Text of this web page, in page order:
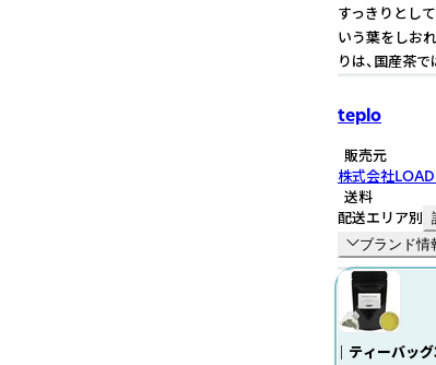
すっきりとし
いう葉をしお
りは、国産茶
teplo
販売元
株式会社
送料
配送エリア別
ブランド情
｜ ティーバッ